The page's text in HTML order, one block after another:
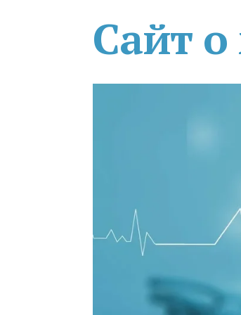
Сайт